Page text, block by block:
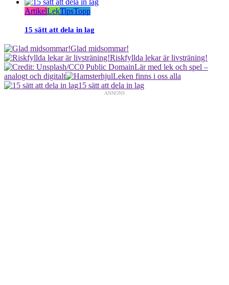
ArtikelLekTipsTopp
15 sätt att dela in lag
Glad midsommar!
Riskfyllda lekar är livsträning!
Lär med lek och spel –
analogt och digitalt
Leken finns i oss alla
15 sätt att dela in lag
ANNONS